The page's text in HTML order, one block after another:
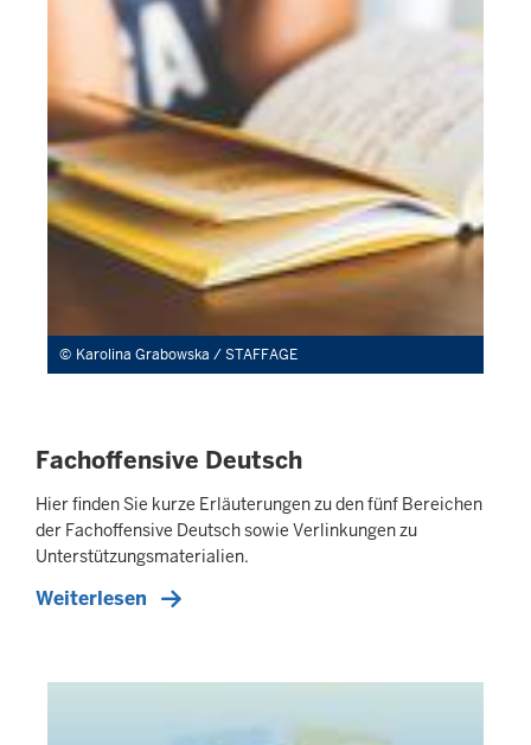
Karolina Grabowska / STAFFAGE
Fachoffensive Deutsch
Hier finden Sie kurze Erläuterungen zu den fünf Bereichen
der Fachoffensive Deutsch sowie Verlinkungen zu
Unterstützungsmaterialien.
Weiterlesen